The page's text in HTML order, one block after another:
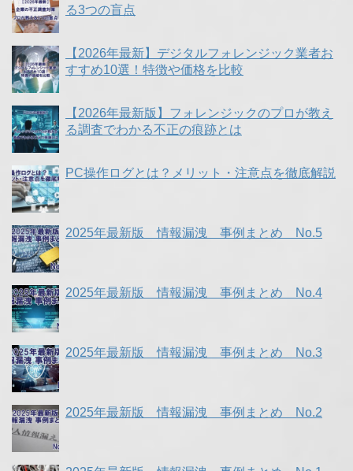
る3つの盲点
【2026年最新】デジタルフォレンジック業者お
すすめ10選！特徴や価格を比較
【2026年最新版】フォレンジックのプロが教え
る調査でわかる不正の痕跡とは
PC操作ログとは？メリット・注意点を徹底解説
2025年最新版 情報漏洩 事例まとめ No.5
2025年最新版 情報漏洩 事例まとめ No.4
2025年最新版 情報漏洩 事例まとめ No.3
2025年最新版 情報漏洩 事例まとめ No.2